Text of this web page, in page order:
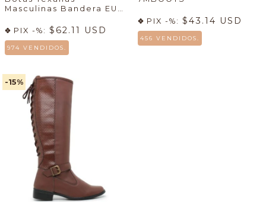
Masculinas Bandera EUA
Masculina Gris Claro con
Capucha Texas - (cópia)
PIX -%: $62.11 USD
974 VENDIDOS.
PIX -%: $43.14 USD
456 VENDIDOS.
-15%